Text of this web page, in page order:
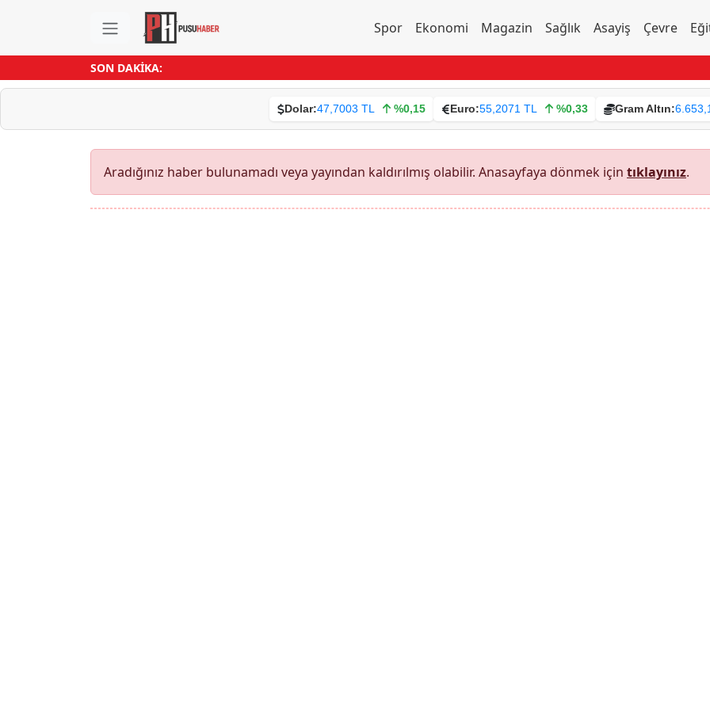
Spor Ekonomi Magazin Sağlık Asayiş Çevre
SON DAKİKA:
Dolar:47,7003 TL %0,15 Euro:55,2071 TL %0,33 Gram Altın:
Aradığınız haber bulunamadı veya yayından kaldırılmış olabilir. Anasayfaya dönmek için tıklayınız.